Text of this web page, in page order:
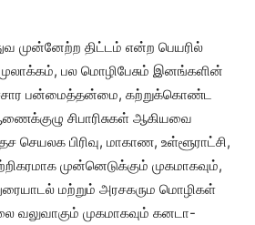
முன்னேற்ற திட்டம் என்ற பெயரில்
பல மொழிபேசும் இனங்களின்
பன்மைத்தன்மை, கற்றுக்கொண்ட
சிபாரிசுகள் ஆகியவை
செயலக பிரிவு, மாகாண, உள்ளூராட்சி,
முன்னெடுக்கும் முகமாகவும்,
மற்றும் அரசகரும மொழிகள்
வலுவாகும் முகமாகவும் கனடா-